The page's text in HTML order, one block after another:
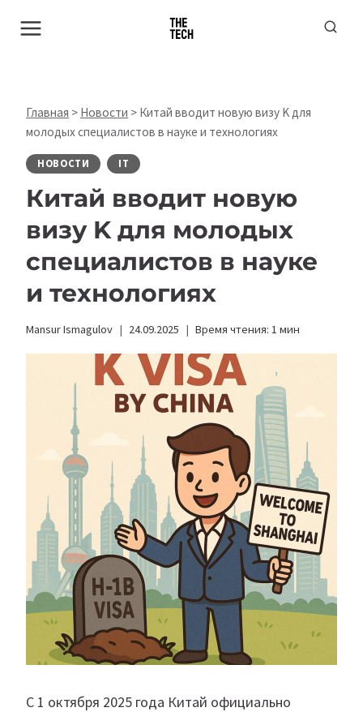
Главная > Новости > Китай вводит новую визу K для
молодых специалистов в науке и технологиях
НОВОСТИ IT
Китай вводит новую
визу K для молодых
специалистов в науке
и технологиях
Mansur Ismagulov 24.09.2025 Время чтения: 1 мин
С 1 октября 2025 года Китай официально